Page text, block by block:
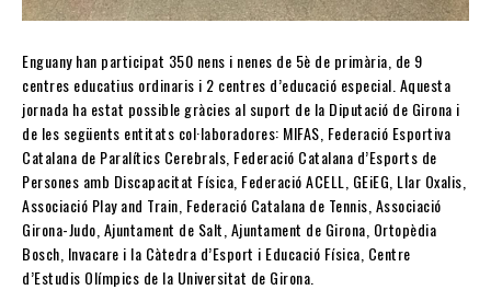
Enguany han participat 350 nens i nenes de 5è de primària, de 9
centres educatius ordinaris i 2 centres d’educació especial. Aquesta
jornada ha estat possible gràcies al suport de la Diputació de Girona i
de les següents entitats col·laboradores: MIFAS, Federació Esportiva
Catalana de Paralítics Cerebrals, Federació Catalana d’Esports de
Persones amb Discapacitat Física, Federació ACELL, GEiEG, Llar Oxalis,
Associació Play and Train, Federació Catalana de Tennis, Associació
Girona-Judo, Ajuntament de Salt, Ajuntament de Girona, Ortopèdia
Bosch, Invacare i la Càtedra d’Esport i Educació Física, Centre
d’Estudis Olímpics de la Universitat de Girona.